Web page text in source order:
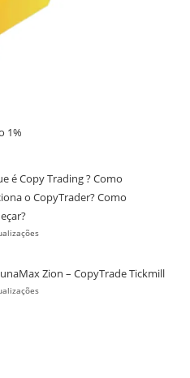
1%
é Copy Trading ? Como
o CopyTrader? Como
Zion – CopyTrade Tickmill